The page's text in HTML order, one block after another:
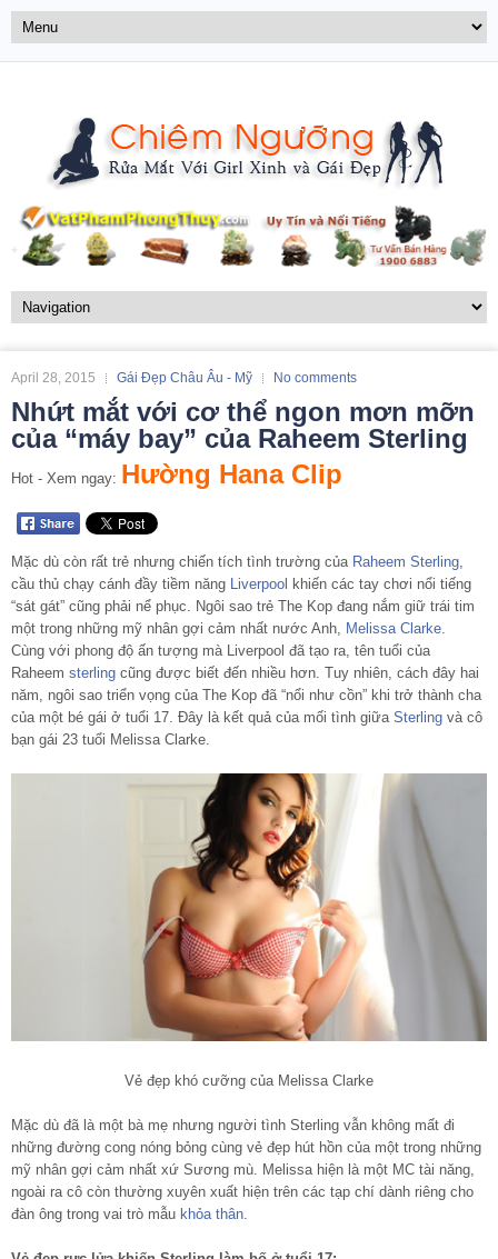
April 28, 2015 Gái Đẹp Châu Âu - Mỹ No comments
Nhứt mắt với cơ thể ngon mơn mỡn
của “máy bay” của Raheem Sterling
Hot - Xem ngay: Hường Hana Clip
Mặc dù còn rất trẻ nhưng chiến tích tình trường của Raheem Sterling,
cầu thủ chạy cánh đầy tiềm năng Liverpool khiến các tay chơi nổi tiếng
“sát gát” cũng phải nể phục. Ngôi sao trẻ The Kop đang nắm giữ trái tim
một trong những mỹ nhân gợi cảm nhất nước Anh, Melissa Clarke.
Cùng với phong độ ấn tượng mà Liverpool đã tạo ra, tên tuổi của
Raheem sterling cũng được biết đến nhiều hơn. Tuy nhiên, cách đây hai
năm, ngôi sao triển vọng của The Kop đã “nổi như cồn” khi trở thành cha
của một bé gái ở tuổi 17. Đây là kết quả của mối tình giữa Sterling và cô
bạn gái 23 tuổi Melissa Clarke.
Vẻ đẹp khó cưỡng của Melissa Clarke
Mặc dù đã là một bà mẹ nhưng người tình Sterling vẫn không mất đi
những đường cong nóng bỏng cùng vẻ đẹp hút hồn của một trong những
mỹ nhân gợi cảm nhất xứ Sương mù. Melissa hiện là một MC tài năng,
ngoài ra cô còn thường xuyên xuất hiện trên các tạp chí dành riêng cho
đàn ông trong vai trò mẫu khỏa thân